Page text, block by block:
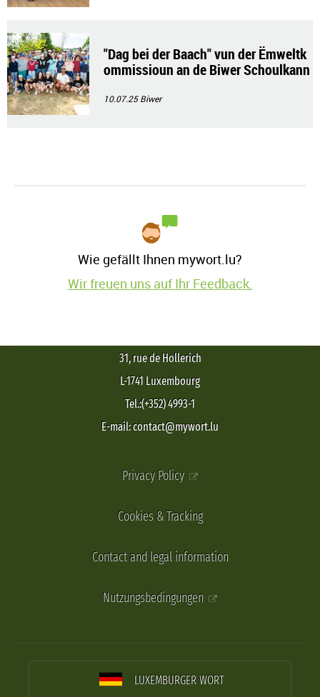
"Dag bei der Baach" vun der Ëmweltk
ommissioun an de Biwer Schoulkann
10.07.25Biwer
Wie gefällt Ihnen mywort.lu?
Wir freuen uns auf Ihr Feedback.
31, rue de Hollerich
L-1741 Luxembourg
Tel.:(+352) 4993-1
E-mail: contact@mywort.lu
Privacy Policy
Cookies & Tracking
Contact and legal information
Nutzungsbedingungen
LUXEMBURGER WORT